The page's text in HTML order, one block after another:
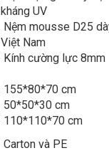
kháng UV
Nệm mousse D25
Việt Nam
Kính cường lực 8mm
155*80*70 cm
50*50*30 cm
110*110*70 cm
Carton và PE